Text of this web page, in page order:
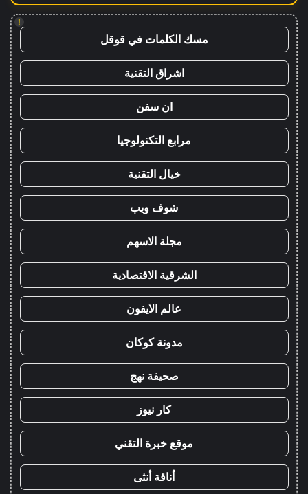
!
مسك الكلمات في قوقل
اشراق التقنية
ان سفن
مرابع التكنولوجيا
خيال التقنية
شوف ويب
مجلة الاسهم
الشرقية الاقتصادية
عالم الايفون
مدونة كوكان
صحيفة نهج
كار نيوز
موقع خبرة التقني
أناقة أنثى